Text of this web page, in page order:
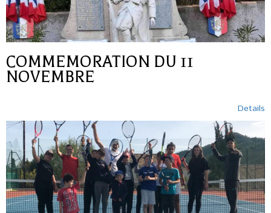
COMMEMORATION DU 11
NOVEMBRE
Details